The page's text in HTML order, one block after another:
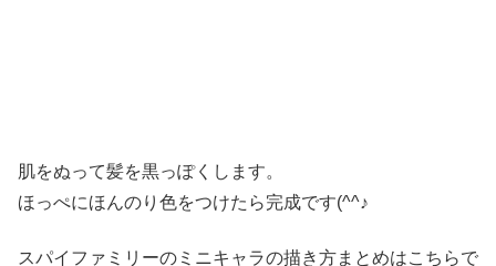
肌をぬって髪を黒っぽくします。
ほっぺにほんのり色をつけたら完成です(^^♪
スパイファミリーのミニキャラの描き方まとめはこちらで